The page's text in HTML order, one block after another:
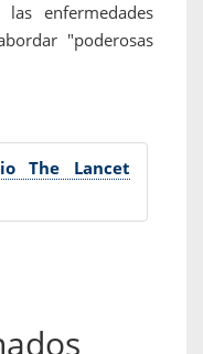
enfermedades
"poderosas
The Lancet